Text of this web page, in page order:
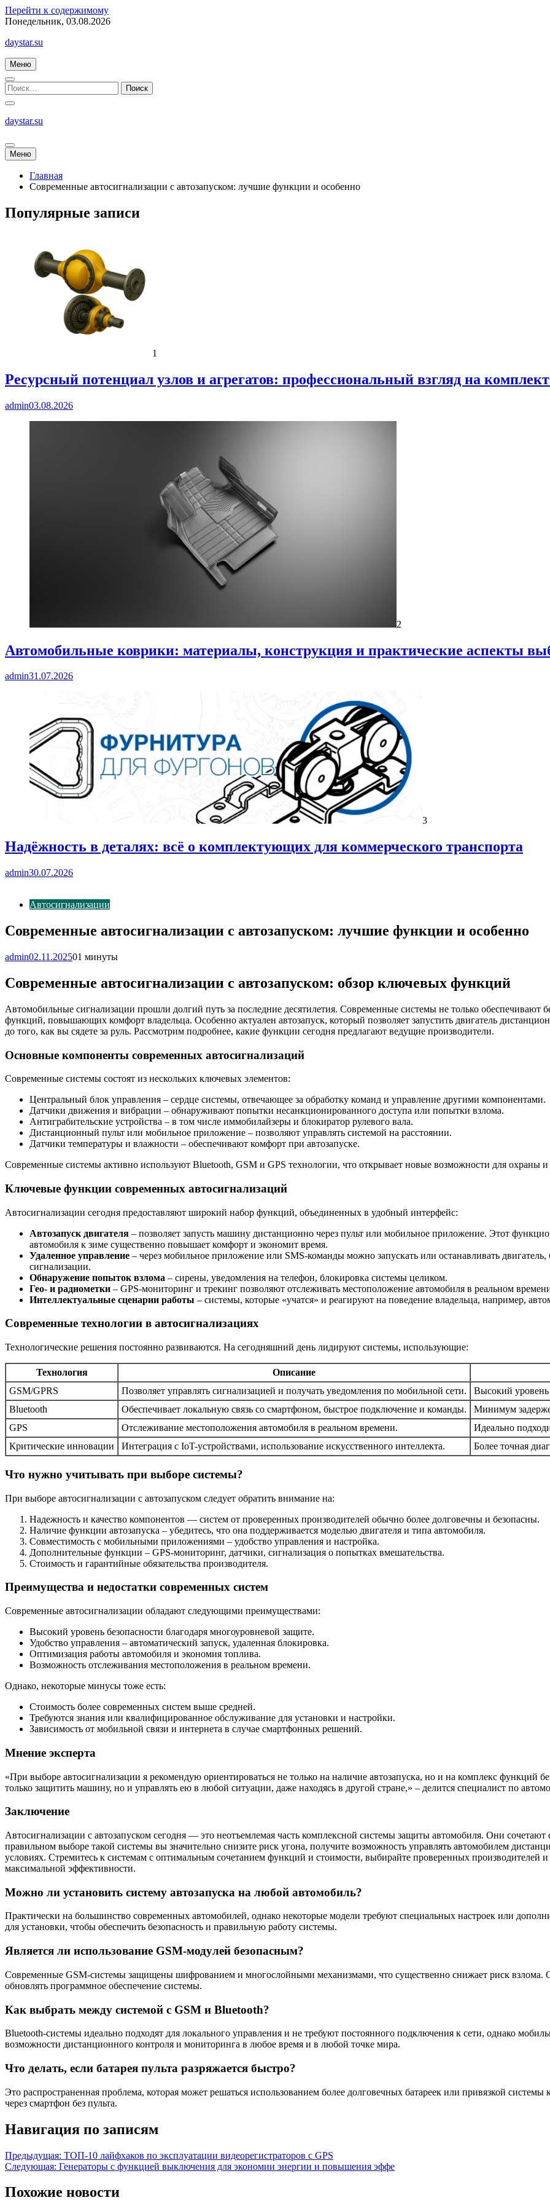
Перейти к содержимому
Понедельник, 03.08.2026
daystar.su
Меню
daystar.su
Меню
Главная
Современные автосигнализации с автозапуском: лучшие функции и особенно
Популярные записи
1
Ресурсный потенциал узлов и агрегатов: профессиональный взгляд на
admin03.08.2026
2
Автомобильные коврики: материалы, конструкция и практические аспекты
admin31.07.2026
3
Надёжность в деталях: всё о комплектующих для коммерческого транспорта
admin30.07.2026
Автосигнализации
Современные автосигнализации с автозапуском: лучшие функции и особенно
admin02.11.202501 минуты
Современные автосигнализации с автозапуском: обзор ключевых функций
Автомобильные сигнализации прошли долгий путь за последние десятилетия. Современные системы не только обеспечивают
функций, повышающих комфорт владельца. Особенно актуален автозапуск, который позволяет запустить двигатель
до того, как вы сядете за руль. Рассмотрим подробнее, какие функции сегодня предлагают ведущие производители.
Основные компоненты современных автосигнализаций
Современные системы состоят из нескольких ключевых элементов:
Центральный блок управления – сердце системы, отвечающее за обработку команд и управление другими компонентами.
Датчики движения и вибрации – обнаруживают попытки несанкционированного доступа или попытки взлома.
Антиграбительские устройства – в том числе иммобилайзеры и блокиратор рулевого вала.
Дистанционный пульт или мобильное приложение – позволяют управлять системой на расстоянии.
Датчики температуры и влажности – обеспечивают комфорт при автозапуске.
Современные системы активно используют Bluetooth, GSM и GPS технологии, что открывает новые возможности для охраны
Ключевые функции современных автосигнализаций
Автосигнализации сегодня предоставляют широкий набор функций, объединенных в удобный интерфейс:
Автозапуск двигателя – позволяет запусть машину дистанционно через пульт или мобильное приложение. Этот
автомобиля к зиме существенно повышает комфорт и экономит время.
Удаленное управление – через мобильное приложение или SMS-команды можно запускать или останавливать двигатель,
сигнализации.
Обнаружение попыток взлома – сирены, уведомления на телефон, блокировка системы целиком.
Гео- и радиометки – GPS-мониторинг и трекинг позволяют отслеживать местоположение автомобиля в реальном
Интеллектуальные сценарии работы – системы, которые «учатся» и реагируют на поведение владельца, например,
Современные технологии в автосигнализациях
Технологические решения постоянно развиваются. На сегодняшний день лидируют системы, использующие:
Технология
Описание
GSM/GPRS
Позволяет управлять сигнализацией и получать уведомления по мобильной сети.
Высокий уровень
Bluetooth
Обеспечивает локальную связь со смартфоном, быстрое подключение и команды.
Минимум
GPS
Отслеживание местоположения автомобиля в реальном времени.
Идеально
Критические инновации
Интеграция с IoT-устройствами, использование искусственного интеллекта. Более точная
Что нужно учитывать при выборе системы?
При выборе автосигнализации с автозапуском следует обратить внимание на:
Надежность и качество компонентов — систем от проверенных производителей обычно более долговечны и безопасны.
Наличие функции автозапуска – убедитесь, что она поддерживается моделью двигателя и типа автомобиля.
Совместимость с мобильными приложениями – удобство управления и настройка.
Дополнительные функции – GPS-мониторинг, датчики, сигнализация о попытках вмешательства.
Стоимость и гарантийные обязательства производителя.
Преимущества и недостатки современных систем
Современные автосигнализации обладают следующими преимуществами:
Высокий уровень безопасности благодаря многоуровневой защите.
Удобство управления – автоматический запуск, удаленная блокировка.
Оптимизация работы автомобиля и экономия топлива.
Возможность отслеживания местоположения в реальном времени.
Однако, некоторые минусы тоже есть:
Стоимость более современных систем выше средней.
Требуются знания или квалифицированное обслуживание для установки и настройки.
Зависимость от мобильной связи и интернета в случае смартфонных решений.
Мнение эксперта
«При выборе автосигнализации я рекомендую ориентироваться не только на наличие автозапуска, но и на комплекс функций
только защитить машину, но и управлять ею в любой ситуации, даже находясь в другой стране,» – делится специалист по
Заключение
Автосигнализации с автозапуском сегодня — это неотъемлемая часть комплексной системы защиты автомобиля. Они
правильном выборе такой системы вы значительно снизите риск угона, получите возможность управлять автомобилем
условиях. Стремитесь к системам с оптимальным сочетанием функций и стоимости, выбирайте проверенных производителей и
максимальной эффективности.
Можно ли установить систему автозапуска на любой автомобиль?
Практически на большинство современных автомобилей, однако некоторые модели требуют специальных настроек или
для установки, чтобы обеспечить безопасность и правильную работу системы.
Является ли использование GSM-модулей безопасным?
Современные GSM-системы защищены шифрованием и многослойными механизмами, что существенно снижает риск взлома.
обновлять программное обеспечение системы.
Как выбрать между системой с GSM и Bluetooth?
Bluetooth-системы идеально подходят для локального управления и не требуют постоянного подключения к сети, однако
возможности дистанционного контроля и мониторинга в любое время и в любой точке мира.
Что делать, если батарея пульта разряжается быстро?
Это распространенная проблема, которая может решаться использованием более долговечных батареек или привязкой
через смартфон без пульта.
Навигация по записям
Предыдущая: ТОП-10 лайфхаков по эксплуатации видеорегистраторов с GPS
Следующая: Генераторы с функцией выключения для экономии энергии и повышения эффе
Похожие новости